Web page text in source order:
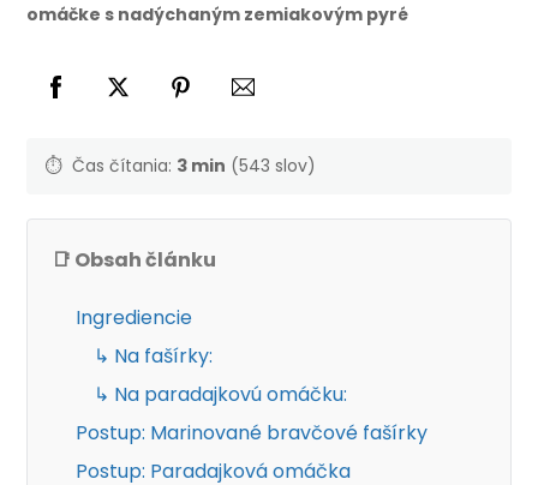
omáčke s nadýchaným zemiakovým pyré
⏱️ Čas čítania: 3 min (543 slov)
📑 Obsah článku
Ingrediencie
↳ Na fašírky:
↳ Na paradajkovú omáčku:
Postup: Marinované bravčové fašírky
Postup: Paradajková omáčka